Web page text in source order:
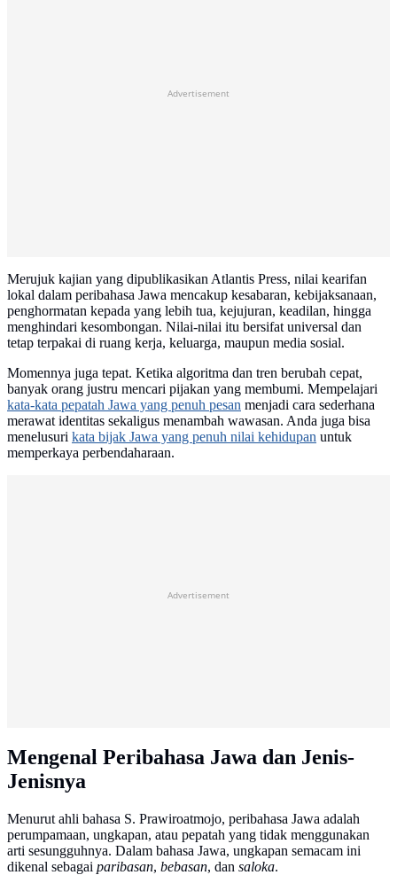
Advertisement
Merujuk kajian yang dipublikasikan Atlantis Press, nilai kearifan
lokal dalam peribahasa Jawa mencakup kesabaran, kebijaksanaan,
penghormatan kepada yang lebih tua, kejujuran, keadilan, hingga
menghindari kesombongan. Nilai-nilai itu bersifat universal dan
tetap terpakai di ruang kerja, keluarga, maupun media sosial.
Momennya juga tepat. Ketika algoritma dan tren berubah cepat,
banyak orang justru mencari pijakan yang membumi. Mempelajari
kata-kata pepatah Jawa yang penuh pesan menjadi cara sederhana
merawat identitas sekaligus menambah wawasan. Anda juga bisa
menelusuri kata bijak Jawa yang penuh nilai kehidupan untuk
memperkaya perbendaharaan.
Advertisement
Mengenal Peribahasa Jawa dan Jenis-
Jenisnya
Menurut ahli bahasa S. Prawiroatmojo, peribahasa Jawa adalah
perumpamaan, ungkapan, atau pepatah yang tidak menggunakan
arti sesungguhnya. Dalam bahasa Jawa, ungkapan semacam ini
dikenal sebagai paribasan, bebasan, dan saloka.